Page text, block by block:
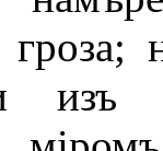
изъ